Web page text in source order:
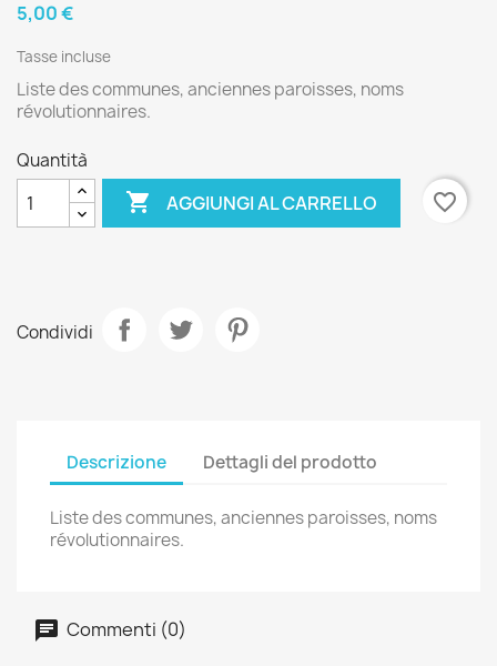
5,00 €
Tasse incluse
Liste des communes, anciennes paroisses, noms
révolutionnaires.
Quantità
 AGGIUNGI AL CARRELLO favorite_border
Condividi
Descrizione Dettagli del prodotto
Liste des communes, anciennes paroisses, noms
révolutionnaires.
Commenti (0)